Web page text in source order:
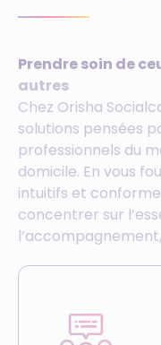
Prendre soin de
autres
Chez Orisha
solutions pensées
professionnels du
domicile. En vous
intuitifs et
concentrer sur